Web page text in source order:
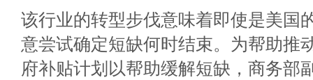
该行业的转型步伐意味着即使是美国
意尝试确定短缺何时结束。为帮助推
府补贴计划以帮助缓解短缺，商务部